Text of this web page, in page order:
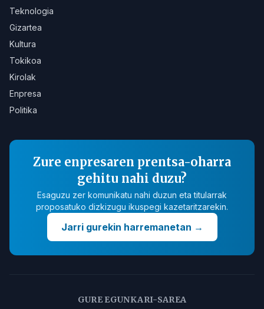
Teknologia
Gizartea
Kultura
Tokikoa
Kirolak
Enpresa
Politika
Zure enpresaren prentsa-oharra
gehitu nahi duzu?
Esaguzu zer komunikatu nahi duzun eta titularrak
proposatuko dizkizugu ikuspegi kazetaritzarekin.
Jarri gurekin harremanetan →
GURE EGUNKARI-SAREA